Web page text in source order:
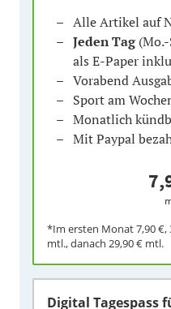
Alle Artikel auf
Jeden Tag(Mo.-
als E-Paper
Vorabend
Sport am
Monatlich
Mit Paypal
*Im ersten Monat7,90 €,
mtl., danach 29,90 € mtl.
Digital Tagespass